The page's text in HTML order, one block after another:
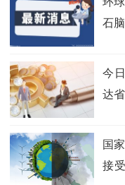
石
今
达
国
接